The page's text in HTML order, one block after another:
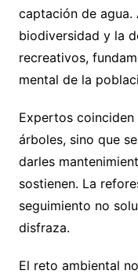
captación de agua.
biodiversidad y la
recreativos,
mental de la
Expertos
árboles, sino que
darles
sostienen. La
seguimiento no
disfraza.
El reto ambiental